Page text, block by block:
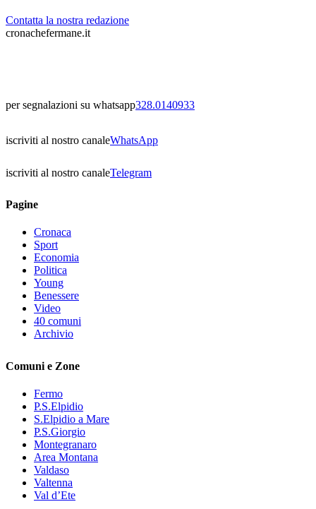
Contatta la nostra redazione
cronachefermane.it
per segnalazioni su whatsapp328.0140933
iscriviti al nostro canaleWhatsApp
iscriviti al nostro canaleTelegram
Pagine
Cronaca
Sport
Economia
Politica
Young
Benessere
Video
40 comuni
Archivio
Comuni e Zone
Fermo
P.S.Elpidio
S.Elpidio a Mare
P.S.Giorgio
Montegranaro
Area Montana
Valdaso
Valtenna
Val d’Ete